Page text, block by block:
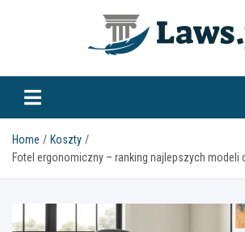
www.laws.pl
Home
Koszty
Fotel ergonomiczny – ranking najlepszych modeli